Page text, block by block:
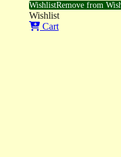
WishlistRemove from
Wishlist
Cart